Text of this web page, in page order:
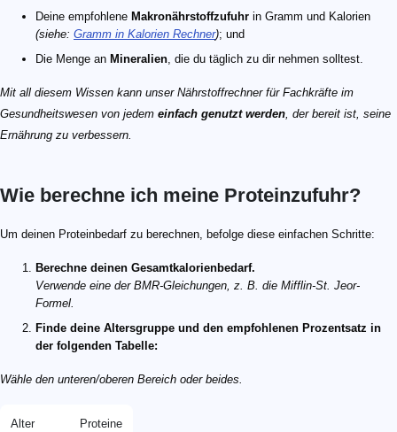
Deine empfohlene Makronährstoffzufuhr in Gramm und Kalorien
(siehe: Gramm in Kalorien Rechner); und
Die Menge an Mineralien, die du täglich zu dir nehmen solltest.
Mit all diesem Wissen kann unser Nährstoffrechner für Fachkräfte im
Gesundheitswesen von jedem einfach genutzt werden, der bereit ist, seine
Ernährung zu verbessern.
Wie berechne ich meine Proteinzufuhr?
Um deinen Proteinbedarf zu berechnen, befolge diese einfachen Schritte:
Berechne deinen Gesamtkalorienbedarf.
Verwende eine der BMR-Gleichungen, z. B. die Mifflin-St. Jeor-
Formel.
Finde deine Altersgruppe und den empfohlenen Prozentsatz in
der folgenden Tabelle:
Wähle den unteren/oberen Bereich oder beides.
Alter Proteine